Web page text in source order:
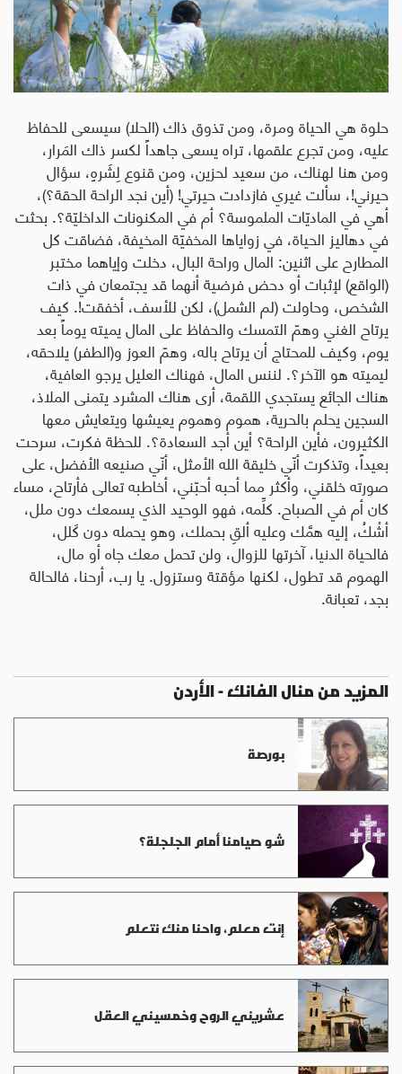
حلوة هي الحياة ومرة، ومن تذوق ذاك (الحلا) سيسعى للحفاظ
عليه، ومن تجرع علقمها، تراه يسعى جاهداً لكسر ذاك المَرار،
ومن هنا لهناك، من سعيد لحزين، ومن قنوع لِشَرهٍ، سؤال
حيرني!، سألت غيري فازدادت حيرتي! (أين نجد الراحة الحقة؟)،
أهي في الماديّات الملموسة؟ أم في المكنونات الداخليّة؟. بحثت
في دهاليز الحياة، في زواياها المخفيّة المخيفة، فضاقت كل
المطارح على اثنين: المال وراحة البال، دخلت وإياهما مختبر
(الواقع) لإثبات أو دحض فرضية أنهما قد يجتمعان في ذات
الشخص، وحاولت (لم الشمل)، لكن للأسف، أخفقت!. كيف
يرتاح الغني وهمّ التمسك والحفاظ على المال يميته يوماً بعد
يوم، وكيف للمحتاج أن يرتاح باله، وهمّ العوز و(الطفر) يلاحقه،
ليميته هو الآخر؟. لننس المال، فهناك العليل يرجو العافية،
هناك الجائع يستجدي اللقمة، أرى هناك المشرد يتمنى الملاذ،
السجين يحلم بالحرية، هموم وهموم يعيشها ويتعايش معها
الكثيرون، فأين الراحة؟ أين أجد السعادة؟. للحظة فكرت، سرحت
بعيداً، وتذكرت أنّي خليقة الله الأمثل، أنّي صنيعه الأفضل، على
صورته خلقني، وأكثر مما أحبه أحبّني، أخاطبه تعالى فأرتاح، مساء
كان أم في الصباح. كلِّمه، فهو الوحيد الذي يسمعك دون ملل،
أشْكُ، إليه همَّك وعليه ألقِ بحملك، وهو يحمله دون كَلل،
فالحياة الدنيا، آخرتها للزوال، ولن تحمل معك جاه أو مال،
الهموم قد تطول، لكنها مؤقتة وستزول. يا رب، أرحنا، فالحالة
بجد، تعبانة.
المزيد من منال الفانك - الأردن
بورصة
شو صيامنا أمام الجلجلة؟‎
إنت معلم، واحنا منك نتعلم
عشريني الروح وخمسيني العقل